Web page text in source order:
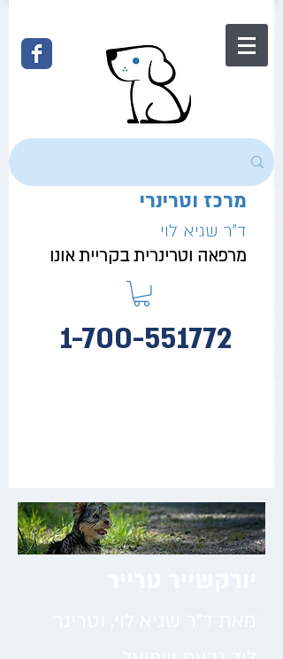
מרכז וטרינרי
ד"ר שגיא לוי
מרפאה וטרינרית בקריית אונו
1-700-551772